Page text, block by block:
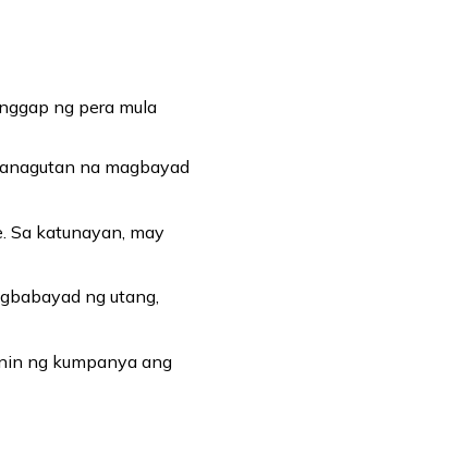
ng pera mula
na magbayad
Sa katunayan, may
ng utang,
ng kumpanya ang